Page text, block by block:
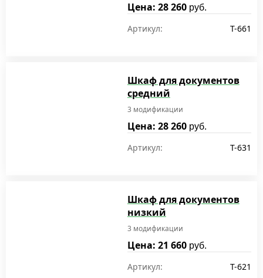
Цена: 28 260 руб.
Артикул: T-661
Шкаф для документов
средний
3 модификации
Цена: 28 260 руб.
Артикул: T-631
Шкаф для документов
низкий
3 модификации
Цена: 21 660 руб.
Артикул: T-621